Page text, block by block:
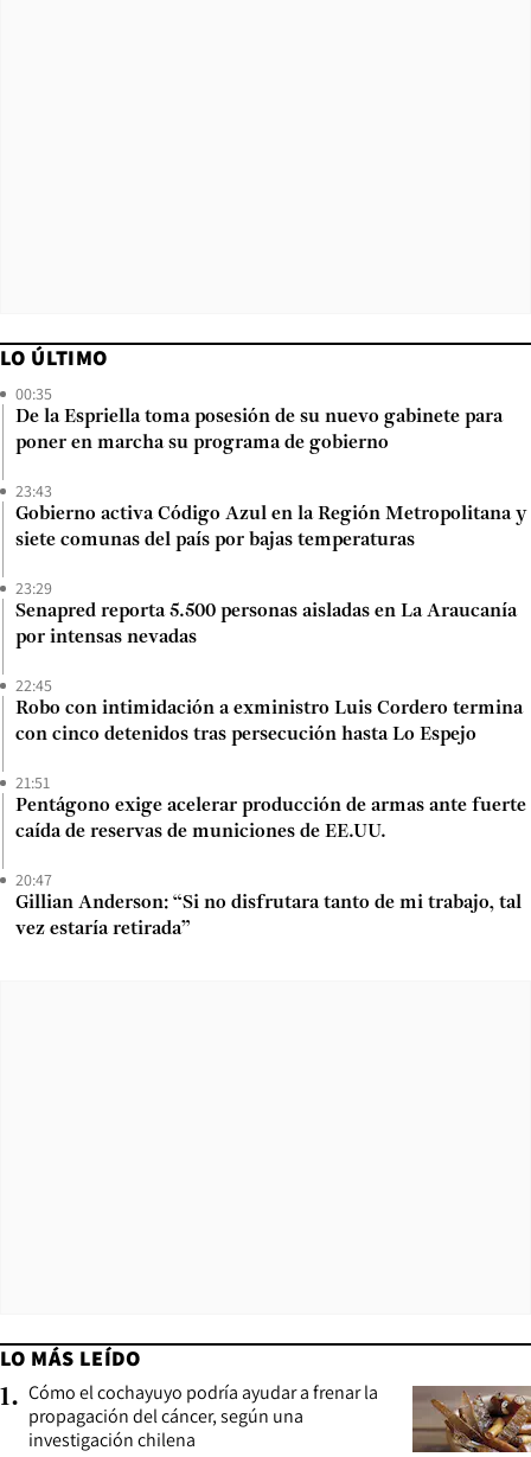
LO ÚLTIMO
00:35
De la Espriella toma posesión de su nuevo gabinete para
poner en marcha su programa de gobierno
23:43
Gobierno activa Código Azul en la Región Metropolitana y
siete comunas del país por bajas temperaturas
23:29
Senapred reporta 5.500 personas aisladas en La Araucanía
por intensas nevadas
22:45
Robo con intimidación a exministro Luis Cordero termina
con cinco detenidos tras persecución hasta Lo Espejo
21:51
Pentágono exige acelerar producción de armas ante fuerte
caída de reservas de municiones de EE.UU.
20:47
Gillian Anderson: “Si no disfrutara tanto de mi trabajo, tal
vez estaría retirada”
LO MÁS LEÍDO
1. Cómo el cochayuyo podría ayudar a frenar la
propagación del cáncer, según una
investigación chilena